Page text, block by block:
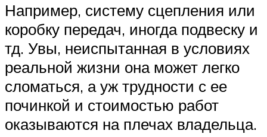
Например, систему сцепления или
коробку передач, иногда подвеску и
тд. Увы, неиспытанная в условиях
реальной жизни она может легко
сломаться, а уж трудности с ее
починкой и стоимостью работ
оказываются на плечах владельца.